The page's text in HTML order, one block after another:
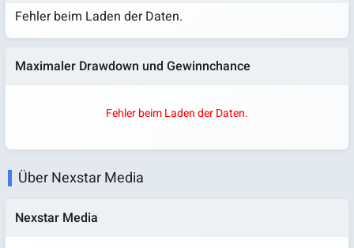
Fehler beim Laden der Daten.
Maximaler Drawdown und Gewinnchance
Fehler beim Laden der Daten.
Über Nexstar Media
Nexstar Media